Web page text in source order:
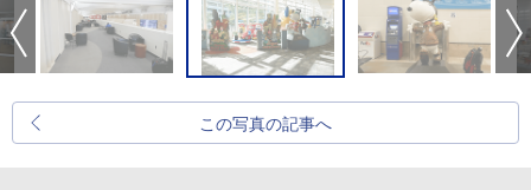
この写真の記事へ